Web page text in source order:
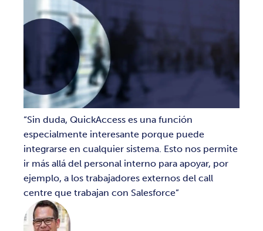
Sin duda, QuickAccess es una función
especialmente interesante porque puede
integrarse en cualquier sistema. Esto nos permite
ir más allá del personal interno para apoyar, por
ejemplo, a los trabajadores externos del call
centre que trabajan con Salesforce